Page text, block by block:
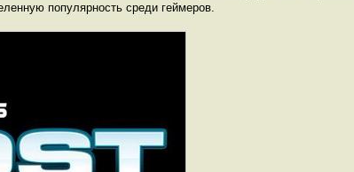
популярность среди геймеров.